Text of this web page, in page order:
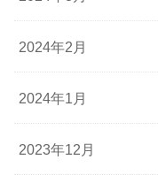
2024年2月
2024年1月
2023年12月